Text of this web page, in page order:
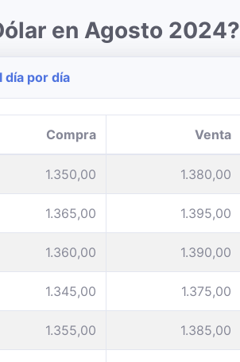
en Agosto 2024?
día por día
Compra Venta
1.350,00 1.380,00
1.365,00 1.395,00
1.360,00 1.390,00
1.345,00 1.375,00
1.355,00 1.385,00